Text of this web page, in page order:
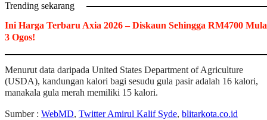
Trending sekarang
Ini Harga Terbaru Axia 2026 – Diskaun Sehingga RM4700
3 Ogos!
Menurut data daripada United States Department of Agriculture
(USDA), kandungan kalori bagi sesudu gula pasir adalah 16 kalori,
manakala gula merah memiliki 15 kalori.
Sumber : WebMD, Twitter Amirul Kalif Syde, blitarkota.co.id